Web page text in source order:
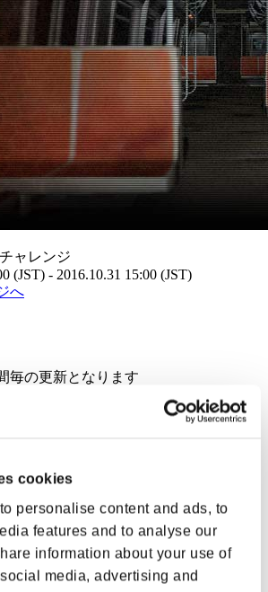
cookies
personalise content and ads, to
features and to analyse our
information about your use of
media, advertising and
ャレンジ
(JST) - 2016.10.31 15:00 (JST)
へ
毎の更新となります